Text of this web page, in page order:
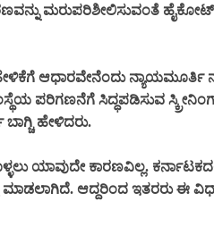
ಮರುಪರಿಶೀಲಿಸುವಂತೆ
ಆಧಾರವೇನೆಂದು ನ್ಯಾಯಮೂರ್ತಿ
ಪರಿಗಣನೆಗೆ ಸಿದ್ಧಪಡಿಸುವ
ಬಾಗ್ಚಿ ಹೇಳಿದರು.
ಯಾವುದೇ ಕಾರಣವಿಲ್ಲ.
ಆದ್ದರಿಂದ ಇತರರು ಈ